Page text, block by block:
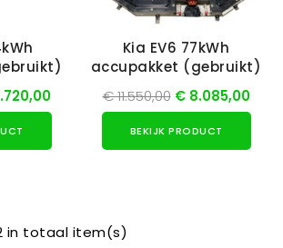
Kia EV6 77kWh
accupakket (gebruikt)
€ 11.550,00 € 8.085,00
BEKIJK PRODUCT
in totaal item(s)